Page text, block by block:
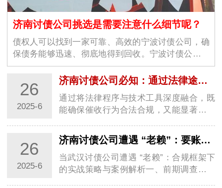
济南讨债公司挑选是需要注意什么细节呢？
债权人可以找到一家可靠、高效的宁波讨债公司，确
保债务能够迅速、彻底地得到回收。宁波讨债公司的
选择不仅仅是为了解决眼前的经济问题，更是为了维
护商业环境的稳定与良好运作。随着商业交易的增加
和…
26
2025-6
济南讨债公司必知：通过法律途径要账的关键步骤
通过将法律程序与技术工具深度融合，既
能确保催收行为合法合规，又能显著提升
一、证据链构建与债务性质认定1. 全维度
证据固定基础证据：合同、借条、转账记
录需…
26
2025-6
济南讨债公司遭遇 “老赖”：要账实战经验大分享
当武汉讨债公司遭遇 “老赖”：合规框架下
的实战策略与案例解析一、前期调查：用